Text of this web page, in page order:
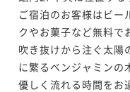
ご宿泊のお客様はビー
クやお菓子など無料で
吹き抜けから注ぐ太陽
に繁るベンジャミンの
優しく流れる時間をお